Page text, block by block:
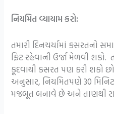
નિયમિત વ્યાયામ કરો:
તમારી દિનચર્યામાં કસરતનો
ફિટ રહેવાની ઉર્જા મેળવી શકો.
કૂદવાથી કસરત પણ કરી શકો
અનુસાર, નિયમિતપણે 30
મજબૂત બનાવે છે અને તાણથી